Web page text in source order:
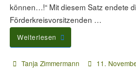
können…!“ Mit diesem Satz endete
Förderkreisvorsitzenden …
Weiterlesen
Tanja Zimmermann 11.